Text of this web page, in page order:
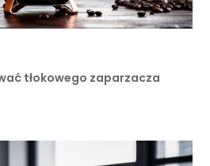
tłokowego zaparzacza